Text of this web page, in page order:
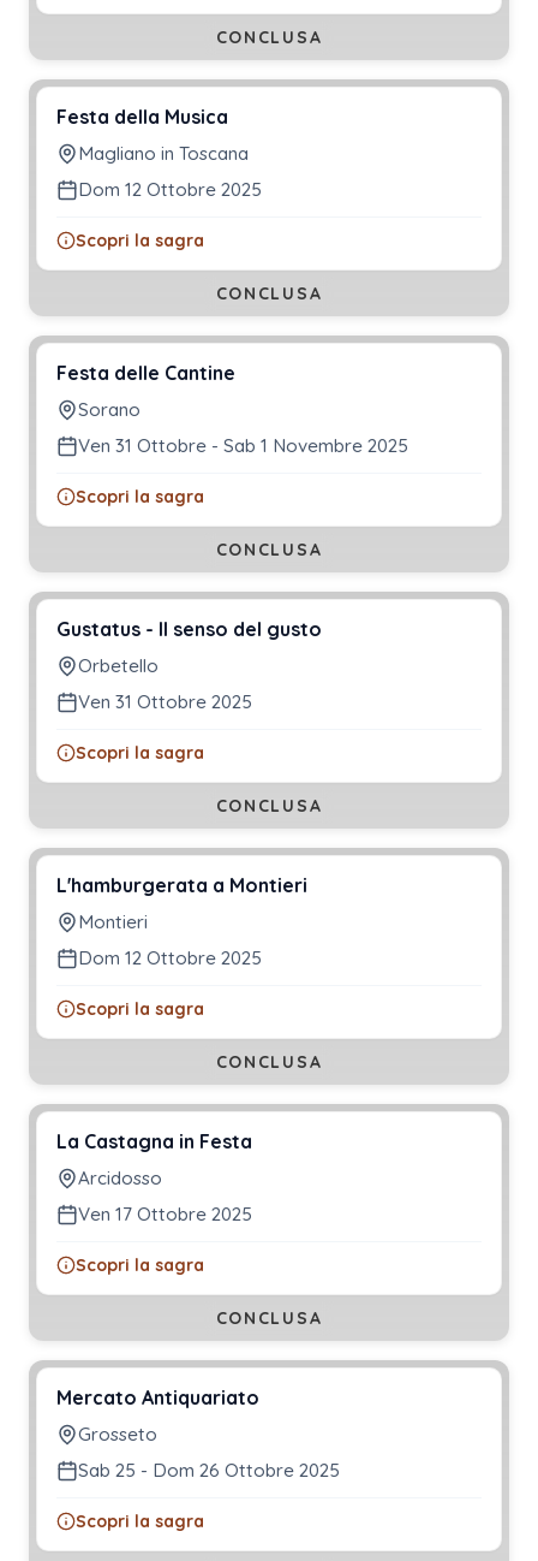
CONCLUSA
Festa della Musica
Magliano in Toscana
Dom 12 Ottobre 2025
Scopri la sagra
CONCLUSA
Festa delle Cantine
Sorano
Ven 31 Ottobre - Sab 1 Novembre 2025
Scopri la sagra
CONCLUSA
Gustatus - Il senso del gusto
Orbetello
Ven 31 Ottobre 2025
Scopri la sagra
CONCLUSA
L'hamburgerata a Montieri
Montieri
Dom 12 Ottobre 2025
Scopri la sagra
CONCLUSA
La Castagna in Festa
Arcidosso
Ven 17 Ottobre 2025
Scopri la sagra
CONCLUSA
Mercato Antiquariato
Grosseto
Sab 25 - Dom 26 Ottobre 2025
Scopri la sagra